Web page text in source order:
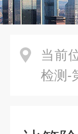
当前
检测-